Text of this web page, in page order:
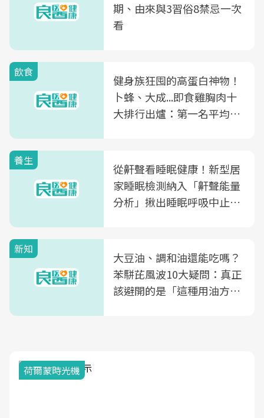
期、由來與3習俗8禁忌一次
看
飲食
健身族狂囤的高蛋白神物！
卜蜂、大成...即食雞胸肉十
大排行出爐：第一名平均一
養生
從鼾聲看睡眠健康！新型居
家睡眠檢測納入「鼾聲能量
分析」揪出睡眠呼吸中止症
新知
大豆油、調和油還能吃嗎？
苯駢芘風波10大疑問：真正
該避開的是「這種用油方
荷爾蒙時光機